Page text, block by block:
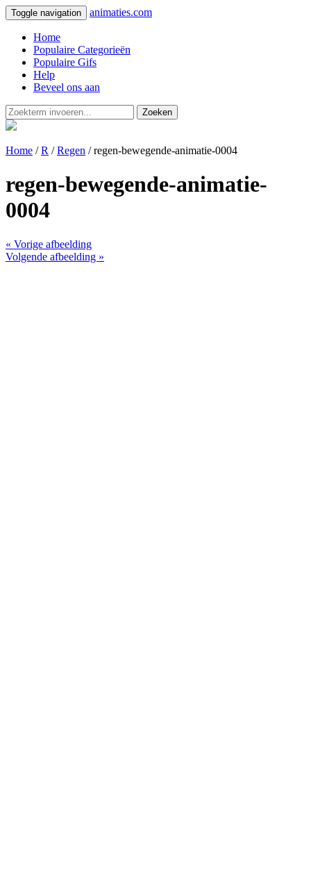
Toggle navigation animaties.com
Home
Populaire Categorieën
Populaire Gifs
Help
Beveel ons aan
Zoeken
Home /R /Regen / regen-bewegende-animatie-0004
regen-bewegende-animatie-
0004
« Vorige afbeelding
Volgende afbeelding »